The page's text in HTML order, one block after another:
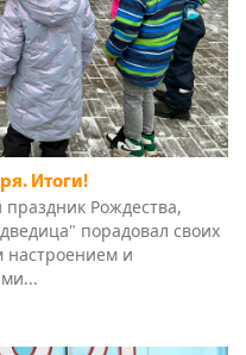
Итоги!
Рождества,
порадовал своих
и